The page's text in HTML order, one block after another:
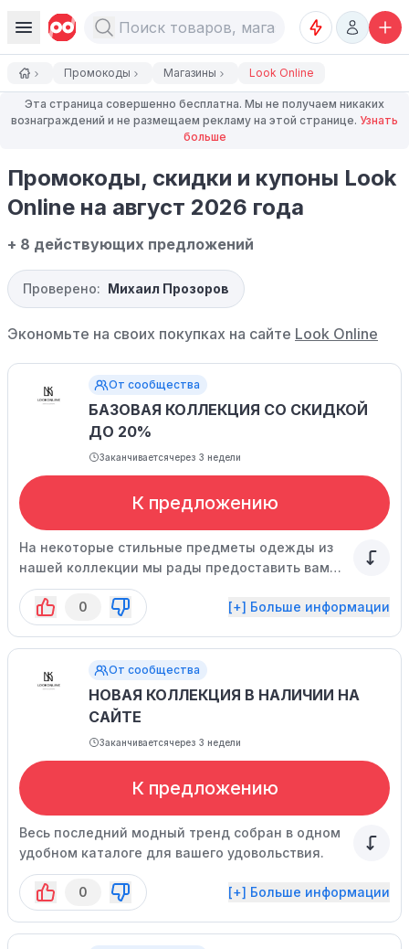
Промокоды Магазины Look Online
Эта страница совершенно бесплатна. Мы не получаем никаких
вознаграждений и не размещаем рекламу на этой странице. Узнать
больше
Промокоды, скидки и купоны Look
Online на август 2026 года
+ 8 действующих предложений
Проверено: Михаил Прозоров
Экономьте на своих покупках на сайте Look Online
От сообщества
БАЗОВАЯ КОЛЛЕКЦИЯ СО СКИДКОЙ
ДО 20%
Заканчиваетсячерез 3 недели
К предложению
На некоторые стильные предметы одежды из
нашей коллекции мы рады предоставить вам
приятную скидку, чтобы вы могли выгодно
обновить свой гардероб.
0 [+] Больше информации
От сообщества
НОВАЯ КОЛЛЕКЦИЯ В НАЛИЧИИ НА
САЙТЕ
Заканчиваетсячерез 3 недели
К предложению
Весь последний модный тренд собран в одном
удобном каталоге для вашего удовольствия.
0 [+] Больше информации